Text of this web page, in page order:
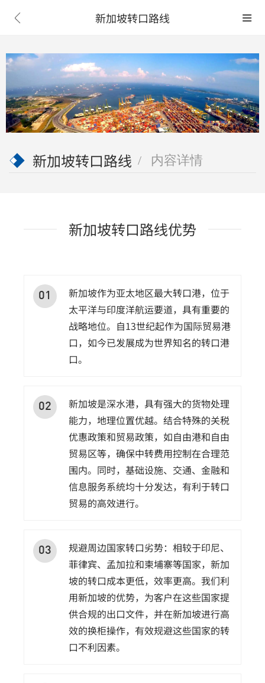
 新加坡转口路线 
新加坡转口路线 内容详情
新加坡转口路线优势
01
新加坡作为亚太地区最大转口港，位于
太平洋与印度洋航运要道，具有重要的
战略地位。自13世纪起作为国际贸易港
口，如今已发展成为世界知名的转口港
口。
02
新加坡是深水港，具有强大的货物处理
能力，地理位置优越。结合特殊的关税
优惠政策和贸易政策，如自由港和自由
贸易区等，确保中转费用控制在合理范
围内。同时，基础设施、交通、金融和
信息服务系统均十分发达，有利于转口
贸易的高效进行。
03
规避周边国家转口劣势：相较于印尼、
菲律宾、孟加拉和柬埔寨等国家，新加
坡的转口成本更低，效率更高。我们利
用新加坡的优势，为客户在这些国家提
供合规的出口文件，并在新加坡进行高
效的换柜操作，有效规避这些国家的转
口不利因素。